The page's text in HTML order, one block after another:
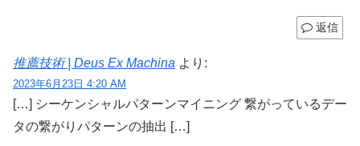
返信
推薦技術 | Deus Ex Machina より:
2023年6月23日 4:20 AM
[…] シーケンシャルパターンマイニング 繋がっているデー
タの繋がりパターンの抽出 […]